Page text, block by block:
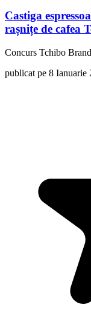
Castiga
rașnițe de cafea
Concurs Tchibo
publicat pe 8 Ianuarie